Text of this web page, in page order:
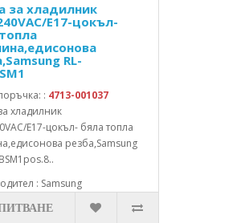
за хладилник
E17-цокъл-
RL-
: 4713-001037
хладилник
E17-цокъл- бяла топла
резба,Samsung
: Samsung